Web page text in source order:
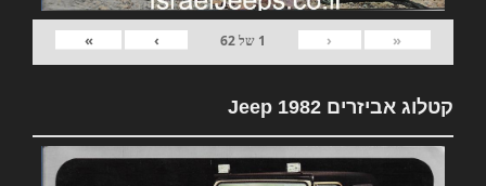
«
‹
1 של62
›
»
קטלוג אביזרים 1982 Jeep